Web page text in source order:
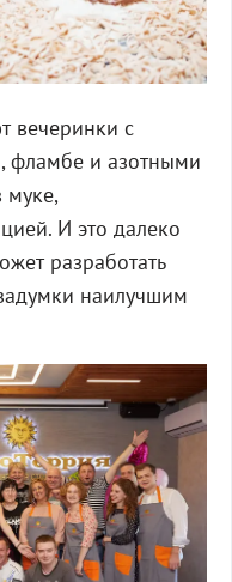
вечеринки с
фламбе и азотными
муке,
И это далеко
разработать
наилучшим